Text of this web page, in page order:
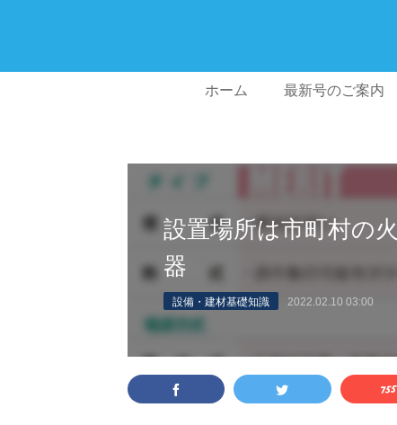
ホーム 最新号のご案内
設置場所は市町村の
器
設備・建材基礎知識 2022.02.10 03:00